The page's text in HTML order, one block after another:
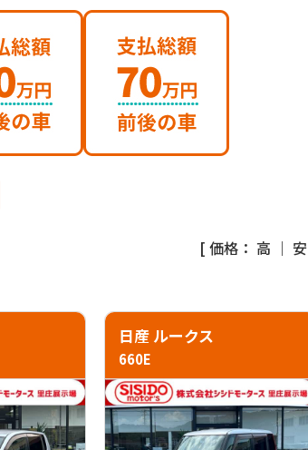
[ 価格： 高 ｜ 安
日産 ルークス
660E